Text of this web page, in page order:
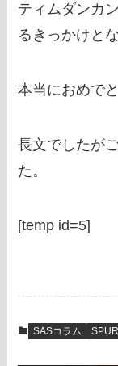
ティムダンカ
るきっかけと
本当におめで
長文でしたが
た。
[temp id=5]
SASコラム